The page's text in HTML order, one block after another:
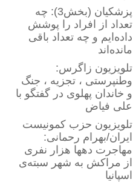
پزشکیان (بخش3): چه
تعداد از افراد را پوشش
داده‌ایم و چه تعداد باقی
مانده‌اند
تلویزیون زاگرس:
وطنپرستی ، تجزیه ، جنگ
و خاندان پهلوی در گفتگو با
علی فیاض
تلویزیون حزب کمونیست
ایران/بهرام رحمانی:
مهاجرت دهها هزار نفری
از مراکش به شهر سبته‌ی
اسپانیا